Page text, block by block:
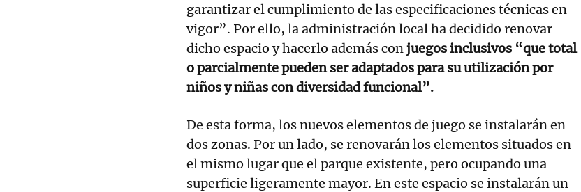
garantizar el cumplimiento de las especificaciones técnicas en
vigor”. Por ello, la administración local ha decidido renovar
dicho espacio y hacerlo además conjuegos inclusivos “que total
o parcialmente pueden ser adaptados para su utilización por
niños y niñas con diversidad funcional”.
De esta forma, los nuevos elementos de juego se instalarán en
dos zonas. Por un lado, se renovarán los elementos situados en
el mismo lugar que el parque existente, pero ocupando una
superficie ligeramente mayor. En este espacio se instalarán un